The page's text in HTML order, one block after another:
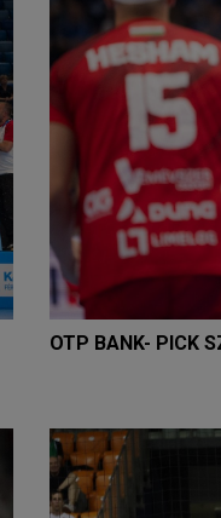
OTP BANK- PICK